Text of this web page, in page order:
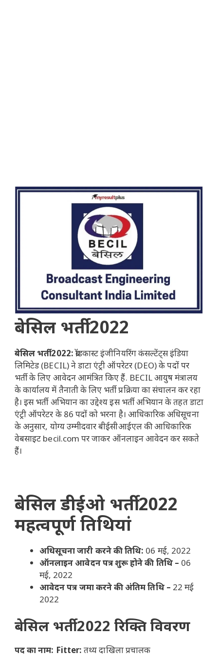
बेसिल भर्ती 2022
बेसिल भर्ती 2022:ब्रॉडकास्ट इंजीनियरिंग कंसल्टेंट्स इंडिया
लिमिटेड (BECIL) ने डाटा एंट्री ऑपरेटर (DEO) के पदों पर
भर्ती के लिए आवेदन आमंत्रित किए हैं. BECIL आयुष मंत्रालय
के कार्यालय में तैनाती के लिए भर्ती प्रक्रिया का संचालन कर रहा
है। इस भर्ती अभियान का उद्देश्य इस भर्ती अभियान के तहत डाटा
एंट्री ऑपरेटर के 86 पदों को भरना है। आधिकारिक अधिसूचना
के अनुसार, योग्य उम्मीदवार बीईसीआईएल की आधिकारिक
वेबसाइट becil.com पर जाकर ऑनलाइन आवेदन कर सकते
हैं।
बेसिल डीईओ भर्ती 2022
महत्वपूर्ण तिथियां
अधिसूचना जारी करने की तिथि: 06 मई, 2022
ऑनलाइन आवेदन पत्र शुरू होने की तिथि – 06
मई, 2022
आवेदन पत्र जमा करने की अंतिम तिथि – 22 मई
2022
बेसिल भर्ती 2022 रिक्ति विवरण
पद का नाम: Fitter:तथ्य दाखिला प्रचालक